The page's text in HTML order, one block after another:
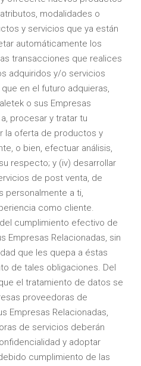
modalidades o
y servicios que ya están
automáticamente los
transacciones que realices
adquiridos y/o servicios
en el futuro adquieras,
o sus Empresas
procesar y tratar tu
la oferta de productos y
o bien, efectuar análisis,
respecto; y (iv) desarrollar
de post venta, de
personalmente a ti,
como cliente.
cumplimiento efectivo de
Empresas Relacionadas, sin
que les quepa a éstas
de tales obligaciones. Del
el tratamiento de datos se
proveedoras de
Empresas Relacionadas,
de servicios deberán
y adoptar
cumplimiento de las